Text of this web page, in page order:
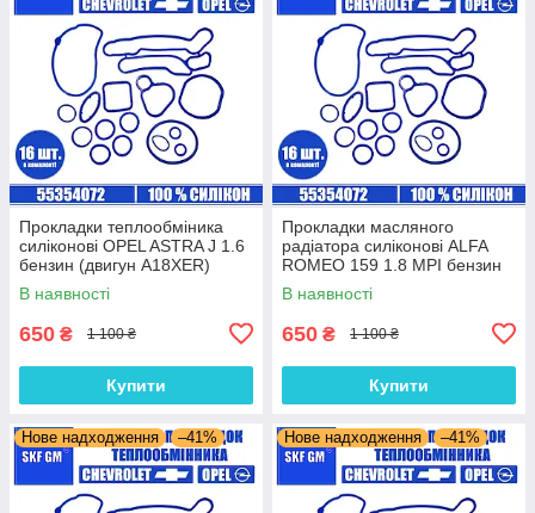
Прокладки теплообміника
силіконові OPEL ASTRA J 1.6
бензин (двигун A18XER)
комплект 16 шт.
В наявності
650 ₴ 1 100 ₴
Купити
Прокладки масляного
радіатора силіконові ALFA
ROMEO 159 1.8 MPI бензин
(двигун 939A4.000) комплект
16 шт.
В наявності
650 ₴ 1 100 ₴
Купити
Нове надходження –41% Нове надходження –41%